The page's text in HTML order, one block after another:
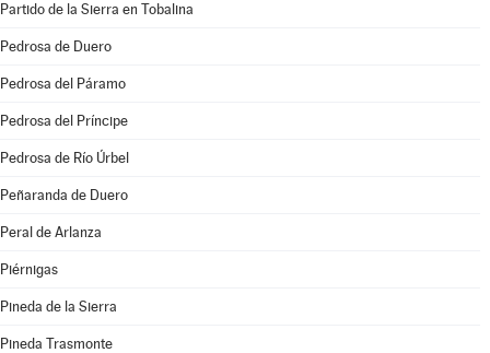
Partido de la Sierra en Tobalina
Pedrosa de Duero
Pedrosa del Páramo
Pedrosa del Príncipe
Pedrosa de Río Úrbel
Peñaranda de Duero
Peral de Arlanza
Piérnigas
Pineda de la Sierra
Pineda Trasmonte